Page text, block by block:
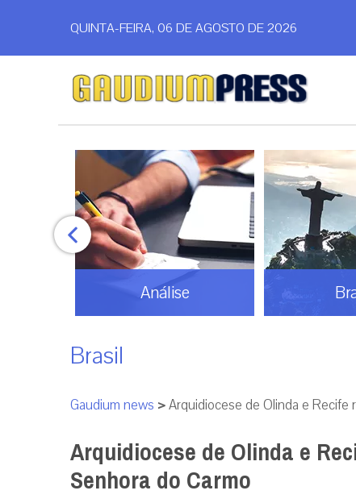
QUINTA-FEIRA, 06 DE AGOSTO DE 2026
Análise
Brasil
Gaudium news >Arquidiocese de Olinda e Recife
Arquidiocese de Olinda e
Senhora do Carmo